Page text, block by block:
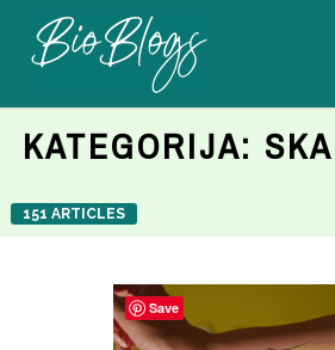
KATEGORIJA:
151 ARTICLES
Save